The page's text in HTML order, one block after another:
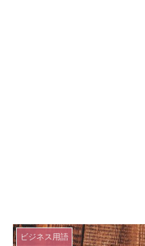
ビジネス用語